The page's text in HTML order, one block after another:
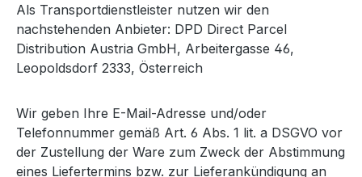
Als Transportdienstleister nutzen wir den
nachstehenden Anbieter: DPD Direct Parcel
Distribution Austria GmbH, Arbeitergasse 46,
Leopoldsdorf 2333, Österreich
Wir geben Ihre E-Mail-Adresse und/oder
Telefonnummer gemäß Art. 6 Abs. 1 lit. a DSGVO vor
der Zustellung der Ware zum Zweck der Abstimmung
eines Liefertermins bzw. zur Lieferankündigung an